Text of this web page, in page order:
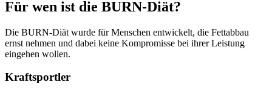
Für wen ist die BURN-Diät?
Die BURN-Diät wurde für Menschen entwickelt, die Fettabbau
ernst nehmen und dabei keine Kompromisse bei ihrer Leistung
eingehen wollen.
Kraftsportler